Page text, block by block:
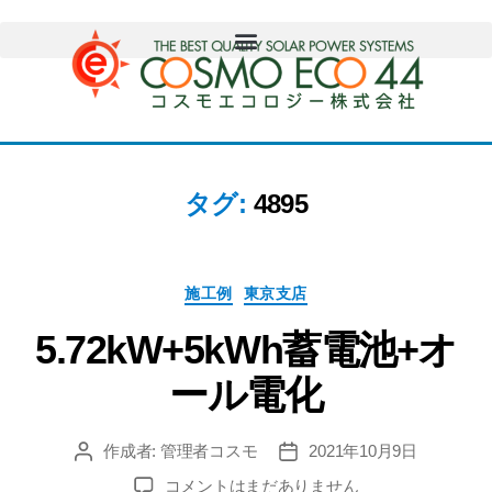
タグ: 4895
施工例 東京支店
5.72kW+5kWh蓄電池+オ
ール電化
作成者: 管理者コスモ
2021年10月9日
コメントはまだありません